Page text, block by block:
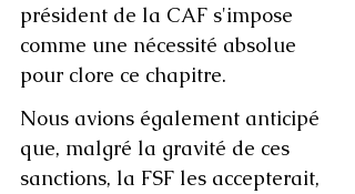
président de la CAF s'impose
comme une nécessité absolue
pour clore ce chapitre.
Nous avions également anticipé
que, malgré la gravité de ces
sanctions, la FSF les accepterait,